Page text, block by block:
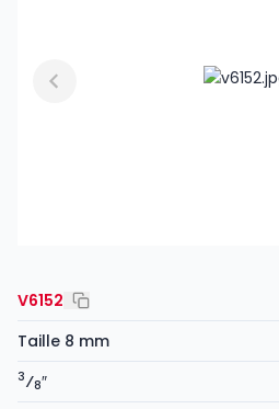
V6152
Taille 8 mm
3⁄8″